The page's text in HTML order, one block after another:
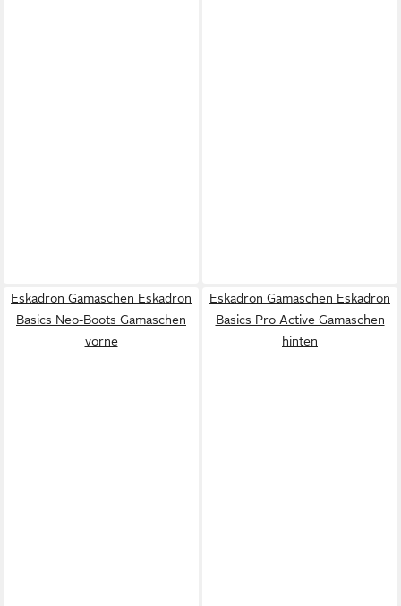
Eskadron Gamaschen Eskadron
Basics Neo-Boots Gamaschen
vorne
Eskadron Gamaschen Eskadron
Basics Pro Active Gamaschen
hinten